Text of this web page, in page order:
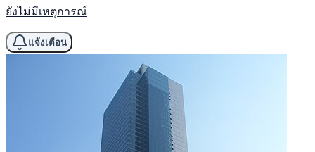
ยังไม่มีเหตุการณ์
แจ้งเตือน